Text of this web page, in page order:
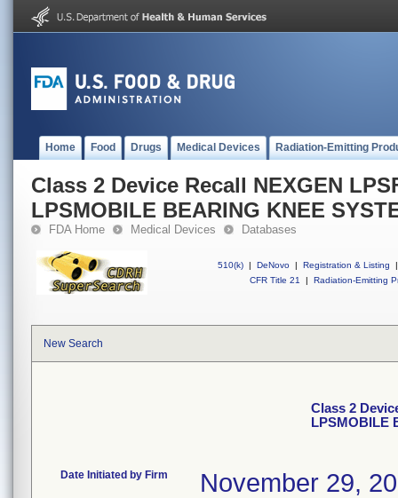
Home Food Drugs Medical Devices Radiation-Emitting
Class 2 Device Recall NEXGEN
LPSMOBILE BEARING KNEE
FDA Home Medical Devices Databases
510(k) | DeNovo | Registration & Listing
|
CFR Title 21
| Radiation-Emitting
New Search
Class 2
LPSMOBILE
Date Initiated by Firm November 29,